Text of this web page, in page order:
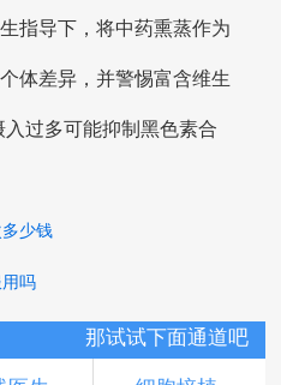
指导下，将中药熏蒸作为
体差异，并警惕富含维生
过多可能抑制黑色素合
少钱
吗
那试试下面通道吧